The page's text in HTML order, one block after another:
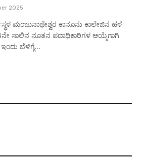
2025
ಮಂಜುನಾಥೇಶ್ವರ ಕಾನೂನು ಕಾಲೇಜಿನ ಹಳೆ
ಸಾಲಿನ ನೂತನ ಪದಾಧಿಕಾರಿಗಳ ಆಯ್ಕೆಗಾಗಿ
ಬೆಳಿಗ್ಗೆ…